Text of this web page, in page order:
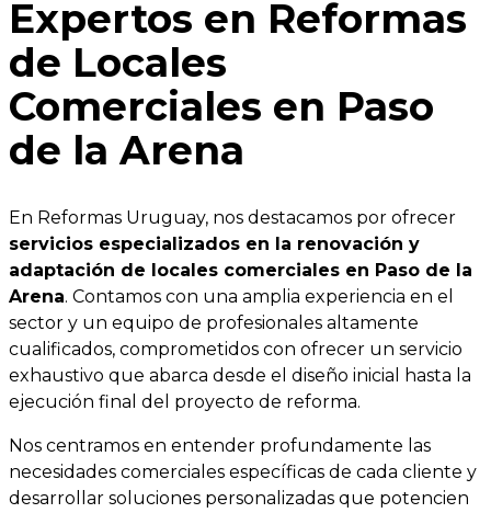
Expertos en Reformas
de Locales
Comerciales en Paso
de la Arena
En Reformas Uruguay, nos destacamos por ofrecer
servicios especializados en la renovación y
adaptación de locales comerciales en Paso de la
Arena. Contamos con una amplia experiencia en el
sector y un equipo de profesionales altamente
cualificados, comprometidos con ofrecer un servicio
exhaustivo que abarca desde el diseño inicial hasta la
ejecución final del proyecto de reforma.
Nos centramos en entender profundamente las
necesidades comerciales específicas de cada cliente y
desarrollar soluciones personalizadas que potencien